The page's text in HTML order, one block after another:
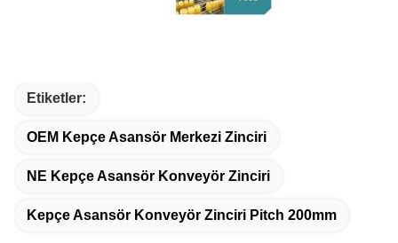
Etiketler:
OEM Kepçe Asansör Merkezi Zinciri
NE Kepçe Asansör Konveyör Zinciri
Kepçe Asansör Konveyör Zinciri Pitch 200mm